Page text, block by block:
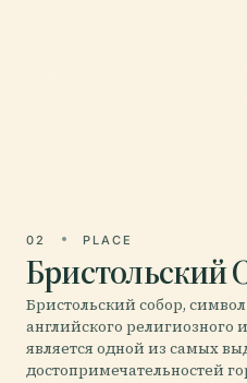
02 PLACE
Бристольский
Бристольский собор,
английского религиозного
является одной из самых
достопримечательностей